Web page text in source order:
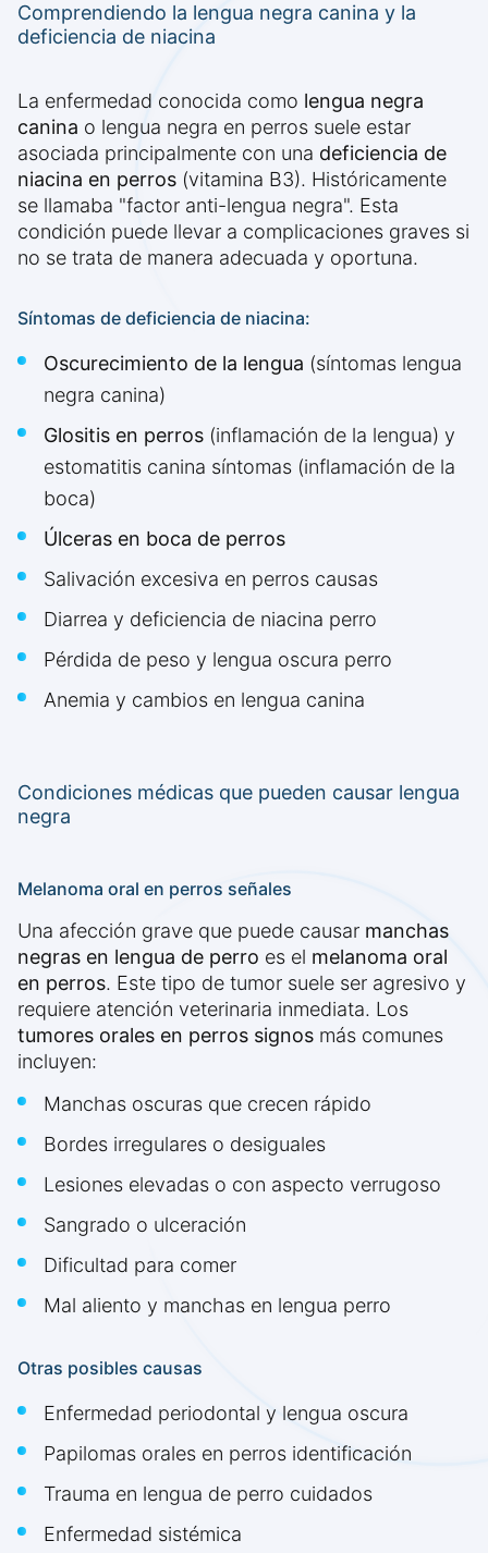
Comprendiendo la lengua negra canina y la
deficiencia de niacina
La enfermedad conocida como lengua negra
canina o lengua negra en perros suele estar
asociada principalmente con una deficiencia de
niacina en perros (vitamina B3). Históricamente
se llamaba "factor anti-lengua negra". Esta
condición puede llevar a complicaciones graves si
no se trata de manera adecuada y oportuna.
Síntomas de deficiencia de niacina:
Oscurecimiento de la lengua (síntomas lengua
negra canina)
Glositis en perros (inflamación de la lengua) y
estomatitis canina síntomas (inflamación de la
boca)
Úlceras en boca de perros
Salivación excesiva en perros causas
Diarrea y deficiencia de niacina perro
Pérdida de peso y lengua oscura perro
Anemia y cambios en lengua canina
Condiciones médicas que pueden causar lengua
negra
Melanoma oral en perros señales
Una afección grave que puede causar manchas
negras en lengua de perro es el melanoma oral
en perros. Este tipo de tumor suele ser agresivo y
requiere atención veterinaria inmediata. Los
tumores orales en perros signos más comunes
incluyen:
Manchas oscuras que crecen rápido
Bordes irregulares o desiguales
Lesiones elevadas o con aspecto verrugoso
Sangrado o ulceración
Dificultad para comer
Mal aliento y manchas en lengua perro
Otras posibles causas
Enfermedad periodontal y lengua oscura
Papilomas orales en perros identificación
Trauma en lengua de perro cuidados
Enfermedad sistémica